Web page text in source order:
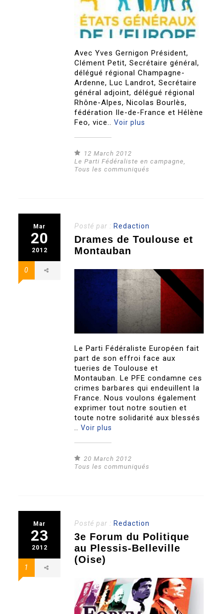
Avec Yves Gernigon Président,
Clément Petit, Secrétaire général,
délégué régional Champagne-
Ardenne, Luc Landrot, Secrétaire
général adjoint, délégué régional
Rhône-Alpes, Nicolas Bourlès,
fédération Ile-de-France et Hélène
Feo, vice..Voir plus
12 March 2012
Le Parti Fédéraliste en campagne
Tous les communiqués
Mar
20
2012
0
Posté par : Redaction
Drames de Toulouse et
Montauban
Le Parti Fédéraliste Européen fait
part de son effroi face aux
tueries de Toulouse et
Montauban. Le PFE condamne ces
crimes barbares qui endeuillent la
France. Nous voulons également
exprimer tout notre soutien et
toute notre solidarité aux blessés
..Voir plus
20 March 2012
Tous les communiqués
Mar
23
2012
1
Posté par : Redaction
3e Forum du Politique
au Plessis-Belleville
(Oise)